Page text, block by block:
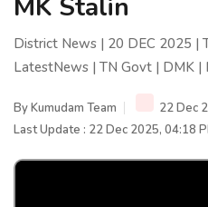
MK Stalin
District News | 20 DEC 2025 |
LatestNews | TN Govt | DMK |
ByKumudam Team
22 Dec
Last Update : 22 Dec 2025, 04:18